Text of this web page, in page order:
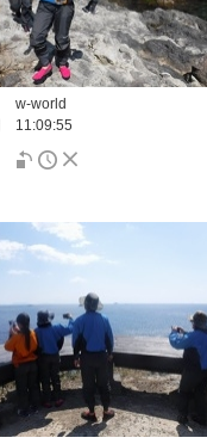
w-world
11:09:55